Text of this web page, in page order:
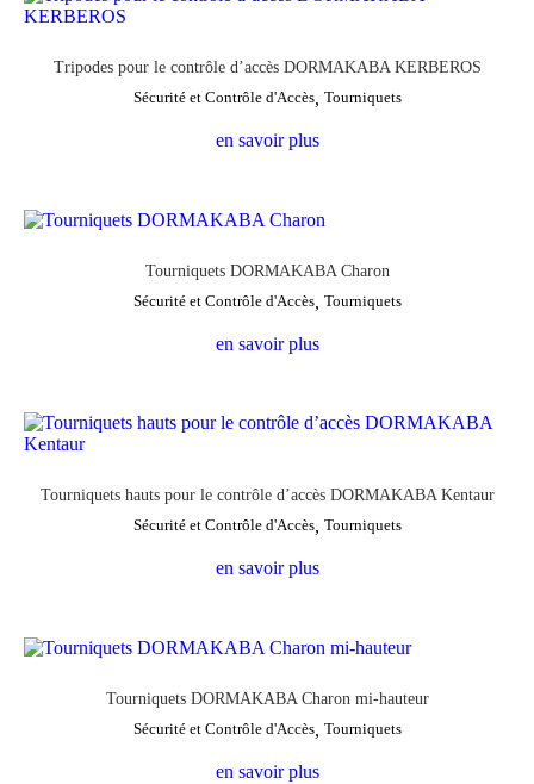
Tripodes pour le contrôle d’accès DORMAKABA KERBEROS
Sécurité et Contrôle d'Accès, Tourniquets
en savoir plus
Tourniquets DORMAKABA Charon
Sécurité et Contrôle d'Accès, Tourniquets
en savoir plus
Tourniquets hauts pour le contrôle d’accès DORMAKABA Kentaur
Sécurité et Contrôle d'Accès, Tourniquets
en savoir plus
Tourniquets DORMAKABA Charon mi-hauteur
Sécurité et Contrôle d'Accès, Tourniquets
en savoir plus